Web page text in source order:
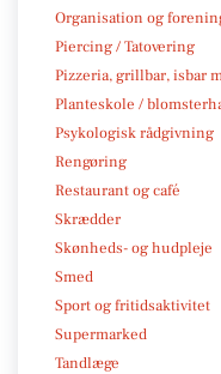
Organisation og
Piercing / Tatovering
Pizzeria, grillbar, isbar
Planteskole /
Psykologisk rådgivning
Rengøring
Restaurant og café
Skrædder
Skønheds- og hudpleje
Smed
Sport og fritidsaktivitet
Supermarked
Tandlæge